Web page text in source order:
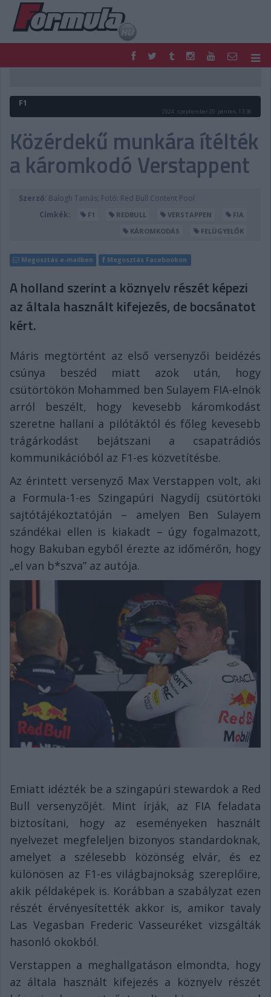
FORMULA
MOTOR
HAZAI
PODCAST
SHOP
TIPPJÁTÉK
DIGITÁLIS MAGAZIN
PONTÁLLÁSOK
F1
2024. szeptember 20. péntek, 13:36
Közérdekű munkára ítélték
a káromkodó Verstappent
Szerző: Balogh Tamás; Fotó: Red Bull Content Pool
Címkék:
F1 REDBULL VERSTAPPEN
FIA
KÁROMKODÁS
FELÜGYELŐK
Megosztás e-mailben Megosztás Facebookon
A holland szerint a köznyelv részét képezi
az általa használt kifejezés, de bocsánatot
kért.
Máris megtörtént az első versenyzői beidézés
csúnya beszéd miatt azok után, hogy
csütörtökön Mohammed ben Sulayem FIA-elnök
arról beszélt, hogy kevesebb káromkodást
szeretne hallani a pilótáktól és főleg kevesebb
trágárkodást bejátszani a csapatrádiós
kommunikációból az F1-es közvetítésbe.
Az érintett versenyző Max Verstappen volt, aki
a Formula-1-es Szingapúri Nagydíj csütörtöki
sajtótájékoztatóján – amelyen Ben Sulayem
szándékai ellen is kiakadt – úgy fogalmazott,
hogy Bakuban egyből érezte az időmérőn, hogy
„el van b*szva” az autója.
Emiatt idézték be a szingapúri stewardok a Red
Bull versenyzőjét. Mint írják, az FIA feladata
biztosítani, hogy az eseményeken használt
nyelvezet megfeleljen bizonyos standardoknak,
amelyet a szélesebb közönség elvár, és ez
különösen az F1-es világbajnokság szereplőire,
akik példaképek is. Korábban a szabályzat ezen
részét érvényesítették akkor is, amikor tavaly
Las Vegasban Frederic Vasseuréket vizsgálták
hasonló okokból.
Verstappen a meghallgatáson elmondta, hogy
az általa használt kifejezés a köznyelv részét